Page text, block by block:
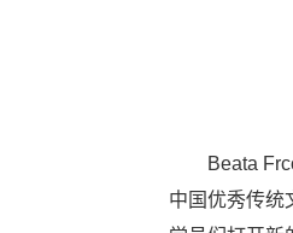
Beata
中国优秀传统